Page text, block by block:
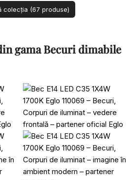
colecția (67 produse)
gama Becuri dimabile